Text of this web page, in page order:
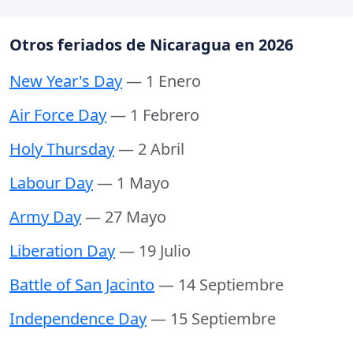
Otros feriados de Nicaragua en 2026
New Year's Day— 1 Enero
Air Force Day— 1 Febrero
Holy Thursday— 2 Abril
Labour Day— 1 Mayo
Army Day— 27 Mayo
Liberation Day— 19 Julio
Battle of San Jacinto — 14 Septiembre
Independence Day— 15 Septiembre